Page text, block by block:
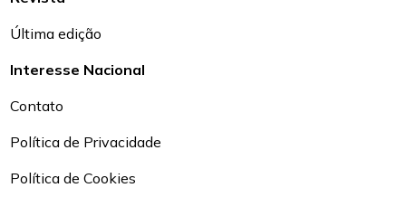
Última edição
Interesse Nacional
Contato
Política de Privacidade
Política de Cookies